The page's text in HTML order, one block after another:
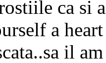
ca si
a
il